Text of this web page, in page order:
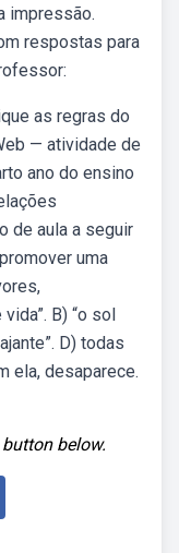
impressão.
respostas para
as regras do
— atividade de
ano do ensino
de aula a seguir
uma
B) “o sol
D) todas
ela, desaparece.
below.